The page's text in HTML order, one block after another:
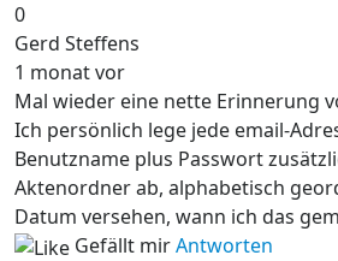
0
Gerd Steffens
1 monat vor
Mal wieder eine nette Erinnerung
Ich persönlich lege jede email-
Benutzname plus Passwort
Aktenordner ab, alphabetisch
Datum versehen, wann ich das
Gefällt mirAntworten